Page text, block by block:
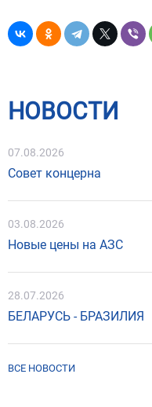
НОВОСТИ
07.08.2026
Совет концерна
03.08.2026
Новые цены на АЗС
28.07.2026
БЕЛАРУСЬ - БРАЗИЛИЯ
ВСЕ НОВОСТИ